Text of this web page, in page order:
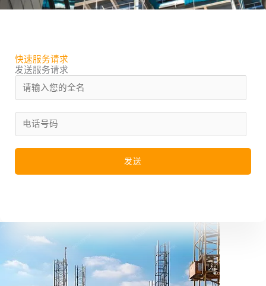
快速服务请求
发送服务请求
称
*
话
号
发送